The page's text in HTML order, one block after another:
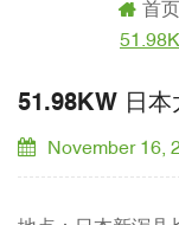
首页
51.98KW 日本
November 16,